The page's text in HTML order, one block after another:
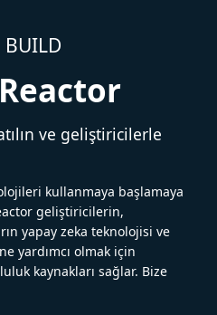
BUILD
ve geliştiricilerle
kullanmaya başlamaya
geliştiricilerin,
yapay zeka teknolojisi ve
yardımcı olmak için
kaynakları sağlar. Bize